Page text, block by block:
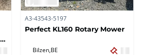
A3-43543-5197
Perfect KL160 Rotary Mower
Bilzen,BE